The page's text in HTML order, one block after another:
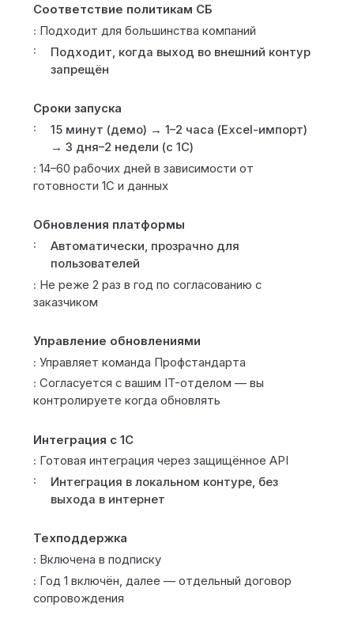
Соответствие политикам СБ
Подходит для большинства компаний
Подходит, когда выход во внешний контур
запрещён
Сроки запуска
15 минут (демо) → 1–2 часа (Excel-импорт)
→ 3 дня–2 недели (с 1С)
14–60 рабочих дней в зависимости от
готовности 1С и данных
Обновления платформы
Автоматически, прозрачно для
пользователей
Не реже 2 раз в год по согласованию с
заказчиком
Управление обновлениями
Управляет команда Профстандарта
Согласуется с вашим IT-отделом — вы
контролируете когда обновлять
Интеграция с 1С
Готовая интеграция через защищённое API
Интеграция в локальном контуре, без
выхода в интернет
Техподдержка
Включена в подписку
Год 1 включён, далее — отдельный договор
сопровождения